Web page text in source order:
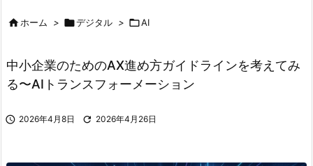
検索
ホーム > デジタル > AI
中小企業のためのAX進め方ガイドラインを考えてみ
る〜AIトランスフォーメーション
 2026年4月8日  2026年4月26日